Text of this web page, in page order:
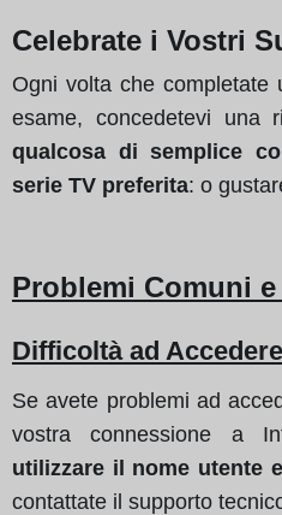
Celebrate i Vostri
Ogni volta che completate
esame, concedetevi una
qualcosa di semplice
serie TV preferita: o
Problemi Comuni
Difficoltà ad
Se avete problemi ad
vostra connessione a
utilizzare il nome utente
contattate il supporto